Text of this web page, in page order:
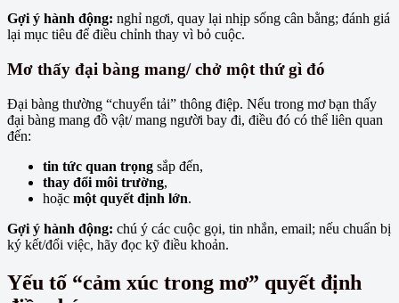
Gợi ý hành động: nghỉ ngơi, quay lại nhịp sống cân bằng; đánh giá
lại mục tiêu để điều chỉnh thay vì bỏ cuộc.
Mơ thấy đại bàng mang/ chở một thứ gì đó
Đại bàng thường “chuyển tải” thông điệp. Nếu trong mơ bạn thấy
đại bàng mang đồ vật/ mang người bay đi, điều đó có thể liên quan
đến:
tin tức quan trọng sắp đến,
thay đổi môi trường,
hoặc một quyết định lớn.
Gợi ý hành động: chú ý các cuộc gọi, tin nhắn, email; nếu chuẩn bị
ký kết/đổi việc, hãy đọc kỹ điều khoản.
Yếu tố “cảm xúc trong mơ” quyết định